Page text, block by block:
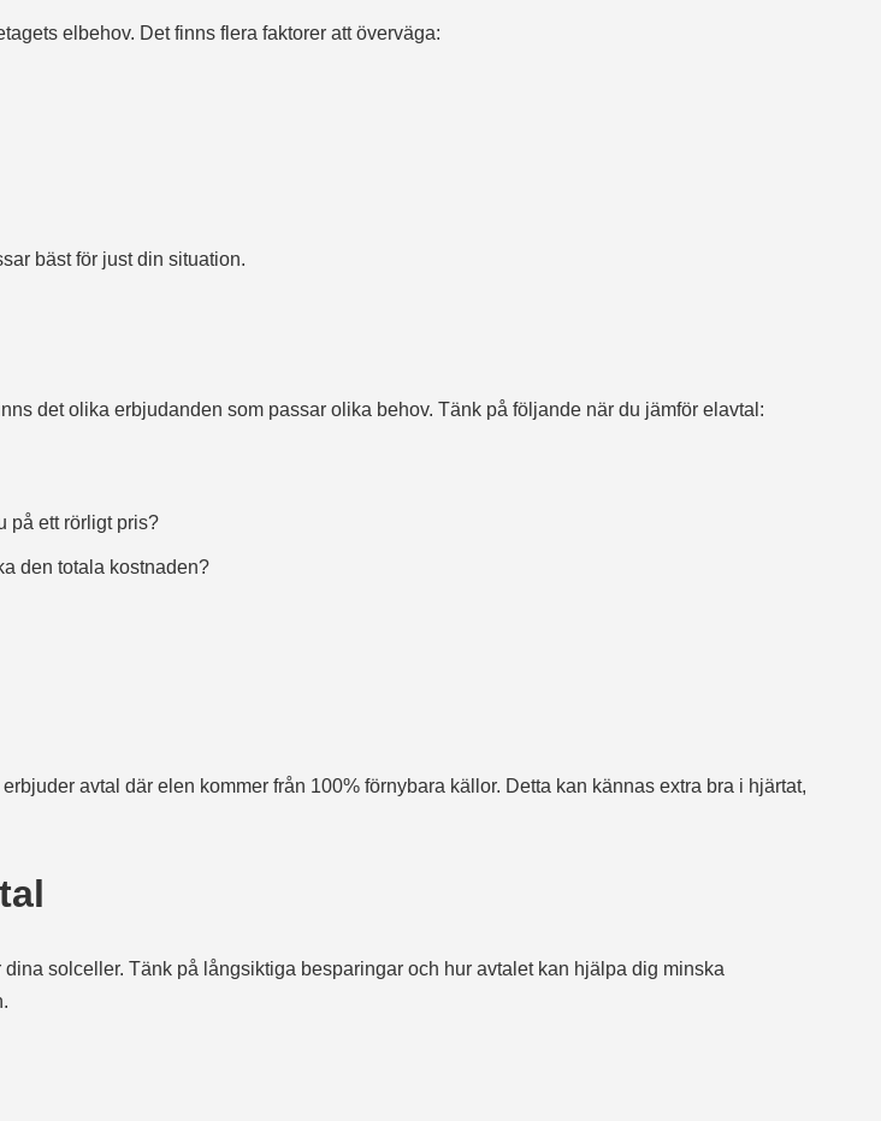
elbehov. Det finns flera faktorer att överväga:
bäst för just din situation.
det olika erbjudanden som passar olika behov. Tänk på följande när du jämför elavtal:
på ett rörligt pris?
den totala kostnaden?
avtal där elen kommer från 100% förnybara källor. Detta kan kännas extra bra i hjärtat,
solceller. Tänk på långsiktiga besparingar och hur avtalet kan hjälpa dig minska